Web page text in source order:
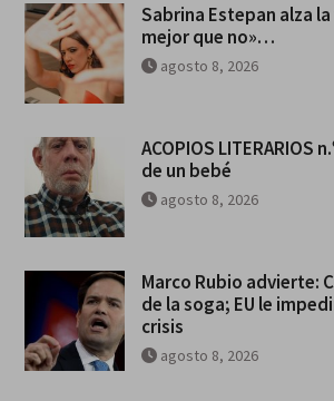
Sabrina Estepan alza
mejor que no»…
agosto 8, 2026
ACOPIOS LITERARIOS
de un bebé
agosto 8, 2026
Marco Rubio advierte:
de la soga; EU le
crisis
agosto 8, 2026